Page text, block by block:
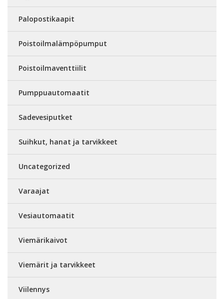
Palopostikaapit
Poistoilmalämpöpumput
Poistoilmaventtiilit
Pumppuautomaatit
Sadevesiputket
Suihkut, hanat ja tarvikkeet
Uncategorized
Varaajat
Vesiautomaatit
Viemärikaivot
Viemärit ja tarvikkeet
Viilennys